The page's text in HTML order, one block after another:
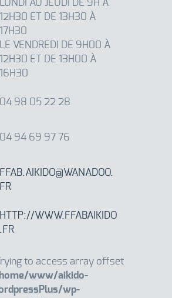
LUNDI AU JEUDI DE 9H À
12H30 ET DE 13H30 À
17H30
LE VENDREDI DE 9H00 À
12H30 ET DE 13H00 À
16H30
04 98 05 22 28
04 94 69 97 76
FFAB.AIKIDO@WANADOO.
FR
HTTP://WWW.FFABAIKIDO
.FR
to access array offset
www/aikido-
wp-